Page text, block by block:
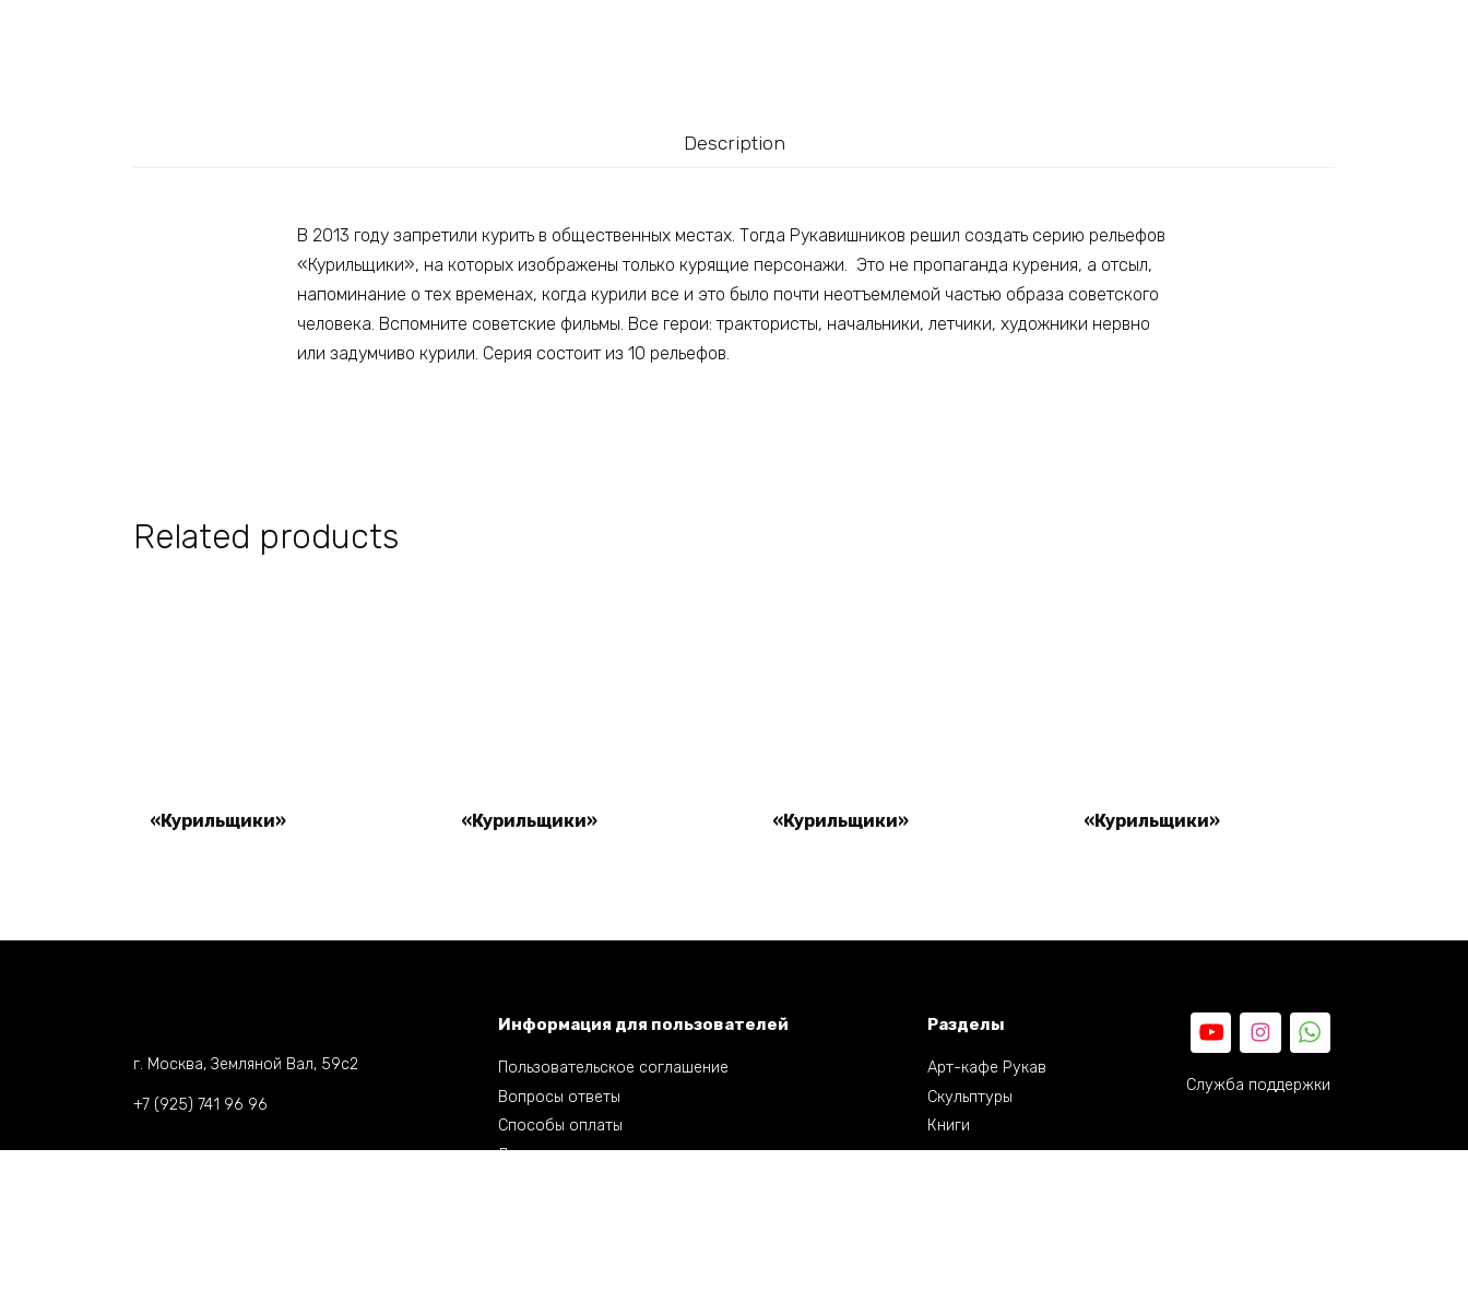
Description
В 2013 году запретили курить в общественных местах. Тогда Рукавишников решил создать серию рельефов
«Курильщики», на которых изображены только курящие персонажи. Это не пропаганда курения, а отсыл,
напоминание о тех временах, когда курили все и это было почти неотъемлемой частью образа советского
человека. Вспомните советские фильмы. Все герои: трактористы, начальники, летчики, художники нервно
или задумчиво курили. Серия состоит из 10 рельефов.
Related products
«Курильщики» «Курильщики» «Курильщики» «Курильщики»
г. Москва, Земляной Вал, 59c2
+7 (925) 741 96 96
Информация для пользователей
Пользовательское соглашение
Вопросы ответы
Способы оплаты
Доставка
Разделы
Арт-кафе Рукав
Скульптуры
Книги
Служба поддержки